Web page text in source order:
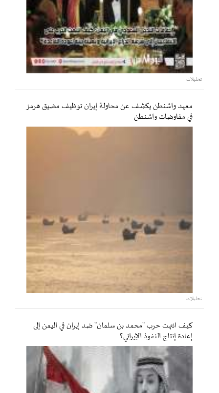
تحليلات
معهد واشنطن يكشف عن محاولة إيران توظيف مضيق هرمز
في مفاوضات واشنطن
تحليلات
كيف انتهت حرب "محمد بن سلمان" ضد إيران في اليمن إلى
إعادة إنتاج النفوذ الإيراني؟